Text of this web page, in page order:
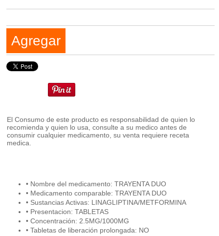
Agregar
El Consumo de este producto es responsabilidad de quien lo
recomienda y quien lo usa, consulte a su medico antes de
consumir cualquier medicamento, su venta requiere receta
medica.
• Nombre del medicamento: TRAYENTA DUO
• Medicamento comparable: TRAYENTA DUO
• Sustancias Activas: LINAGLIPTINA/METFORMINA
• Presentacion: TABLETAS
• Concentración: 2.5MG/1000MG
• Tabletas de liberación prolongada: NO